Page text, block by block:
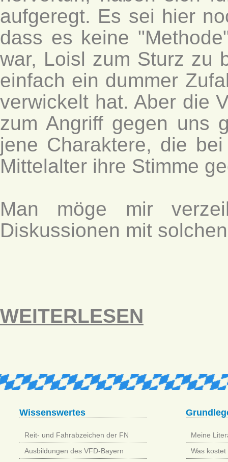
aufgeregt. Es sei hier
dass es keine
war, Loisl zum Sturz zu
einfach ein dummer
verwickelt hat. Aber die
zum Angriff gegen uns
jene Charaktere, die
Mittelalter ihre Stimme
Man möge mir
Diskussionen mit
WEITERLESEN
Wissenswertes
Reit- und Fahrabzeichen der FN
Ausbildungen des VFD-Bayern
Meine
Was